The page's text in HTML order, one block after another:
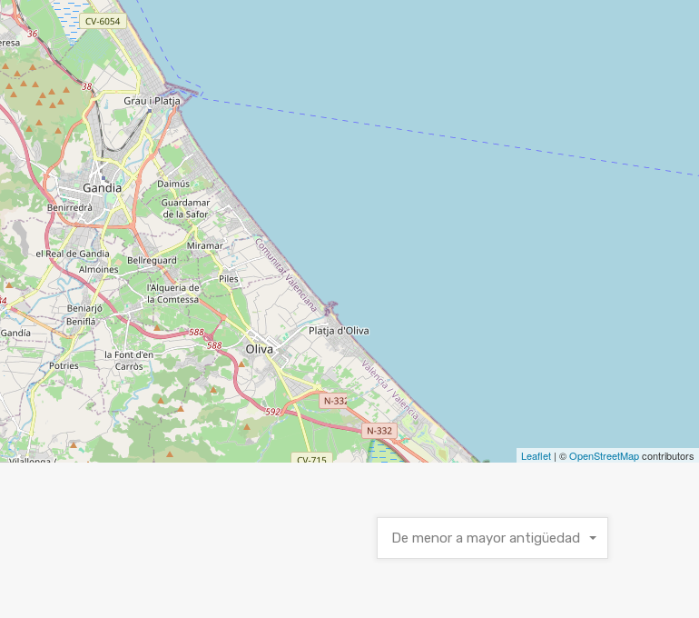
Leaflet | ©OpenStreetMapcontributors
De menor a mayor antigüedad